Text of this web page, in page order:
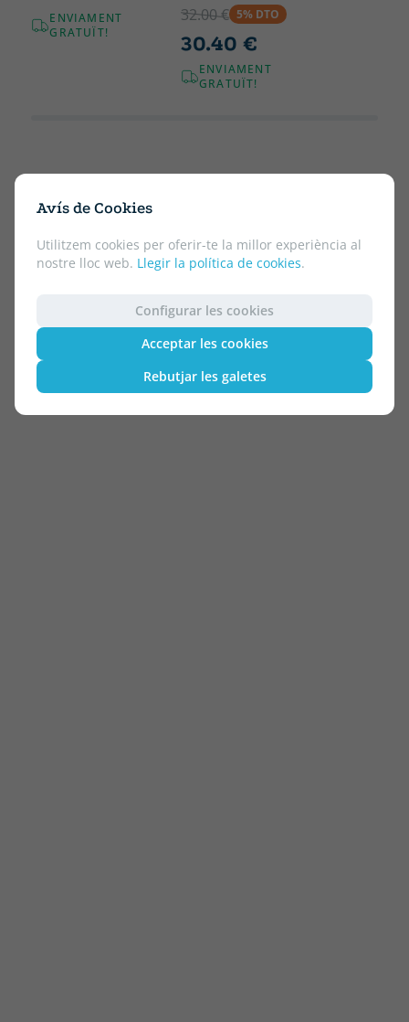
Avís de Cookies
Utilitzem cookies per oferir-te la millor experiència al
nostre lloc web. Llegir la política de cookies.
Configurar les cookies
Acceptar les cookies
Rebutjar les galetes
ENVIAMENT
GRATUÏT!
32.00 € 5% DTO
30.40 €
ENVIAMENT
GRATUÏT!